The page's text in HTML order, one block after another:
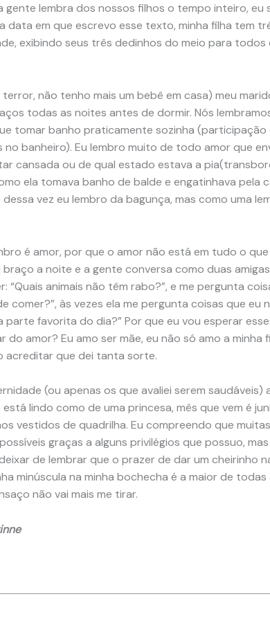
gente lembra dos nossos filhos o tempo inteiro, eu
data em que escrevo esse texto, minha filha tem
exibindo seus três dedinhos do meio para todos
não tenho mais um bebê em casa) meu
todas as noites antes de dormir. Nós
tomar banho praticamente sozinha (participação
banheiro). Eu lembro muito de todo amor que
cansada ou de qual estado estava a
ela tomava banho de balde e engatinhava pela
vez eu lembro da bagunça, mas como uma
é amor, por que o amor não está em tudo o
a noite e a gente conversa como duas
animais não têm rabo?”, e me pergunta
comer?”, às vezes ela me pergunta coisas que eu
parte favorita do dia?” Por que eu vou esperar
amor? Eu amo ser mãe, eu não só amo a minha
acreditar que dei tanta sorte.
(ou apenas os que avaliei serem saudáveis)
lindo como de uma princesa, mês que vem é
vestidos de quadrilha. Eu compreendo que
graças a alguns privilégios que possuo,
de lembrar que o prazer de dar um cheirinho
minúscula na minha bochecha é a maior de todas
não vai mais me tirar.